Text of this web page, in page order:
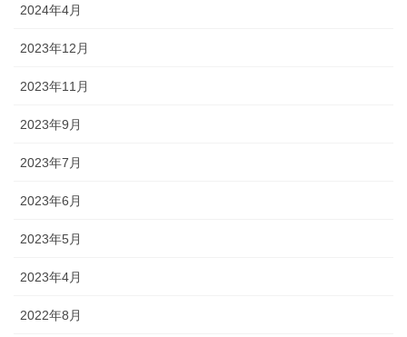
2024年4月
2023年12月
2023年11月
2023年9月
2023年7月
2023年6月
2023年5月
2023年4月
2022年8月